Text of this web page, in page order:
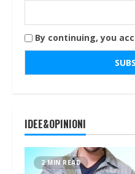
By continuing, you
IDEE&OPINIONI
2 MIN READ